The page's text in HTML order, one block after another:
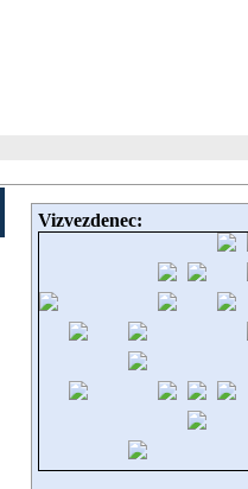
Vizvezdenec: